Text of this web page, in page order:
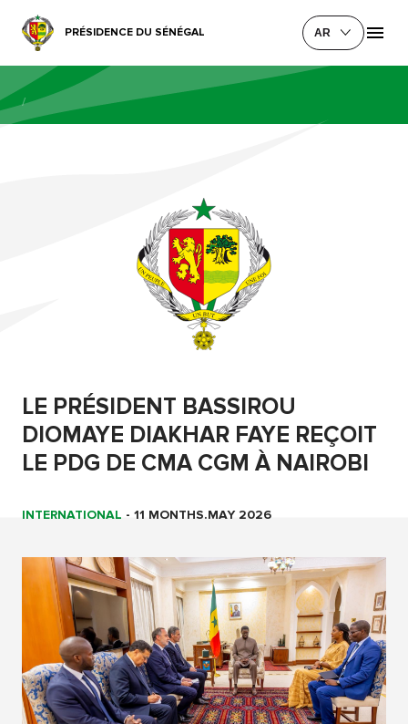
PRÉSIDENCE DU SÉNÉGAL AR
/
LE PRÉSIDENT BASSIROU
DIOMAYE DIAKHAR FAYE REÇOIT
LE PDG DE CMA CGM À NAIROBI
INTERNATIONAL - 11 MONTHS.MAY 2026